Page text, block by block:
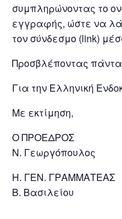
συμπληρώνοντας το
εγγραφής, ώστε να
τον σύνδεσμο (link)
Προσβλέποντας
Για την Ελληνική
Με εκτίμηση,
Ο ΠΡΟΕΔΡΟΣ
Ν. Γεωργόπουλος
Η. ΓΕΝ. ΓΡΑΜΜΑΤΕΑΣ
Β. Βασιλείου